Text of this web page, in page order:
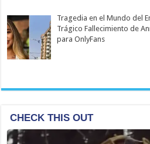
Tragedia en el Mundo del
Trágico Fallecimiento de
para OnlyFans